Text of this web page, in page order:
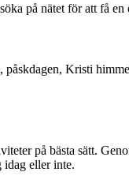
på nätet för att få
Kristi
på bästa sätt.
idag eller inte.